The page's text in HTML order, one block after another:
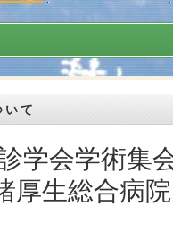
て
学会学術集
厚生総合病院